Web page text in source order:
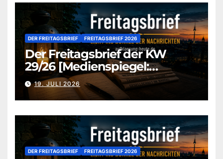
DER FREITAGSBRIEF FREITAGSBRIEF 2026
Der Freitagsbrief der KW
29/26 [Medienspiegel:
aufklaerung-heute.de]
19. JULI 2026
DER FREITAGSBRIEF FREITAGSBRIEF 2026